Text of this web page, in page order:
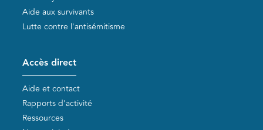
Aide aux survivants
Lutte contre l'antisémitisme
Accès direct
Aide et contact
Rapports d'activité
Ressources